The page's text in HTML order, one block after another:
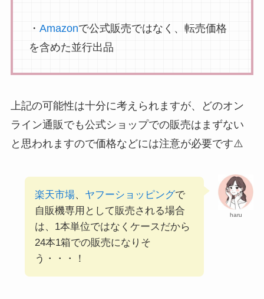
・ Amazonで公式販売ではなく、転売価格
を含めた並行出品
上記の可能性は十分に考えられますが、どのオン
ライン通販でも公式ショップでの販売はまずない
と思われますので価格などには注意が必要です⚠️
haru
楽天市場、 ヤフーショッピングで
自販機専用として販売される場合
は、1本単位ではなくケースだから
24本1箱での販売になりそ
う・・・！